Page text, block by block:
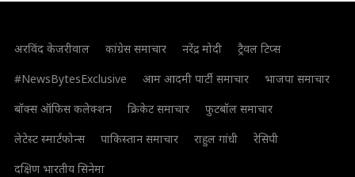
अरविंद केजरीवाल कांग्रेस समाचार नरेंद्र मोदी
ट्रैवल टिप्स
#NewsBytesExclusive
आम आदमी पार्टी समाचार
भाजपा समाचार
बॉक्स ऑफिस कलेक्शन
क्रिकेट समाचार
फुटबॉल समाचार
लेटेस्ट स्मार्टफोन्स
पाकिस्तान समाचार राहुल गांधी
रेसिपी
दक्षिण भारतीय सिनेमा